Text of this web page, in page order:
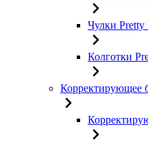
Чулки Pretty
Колготки
Корректирующее